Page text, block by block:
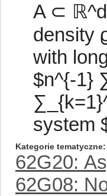
A ⊂
density
with
$n^{-1}
system
Kategorie tematyczne
62G20:
62G08: